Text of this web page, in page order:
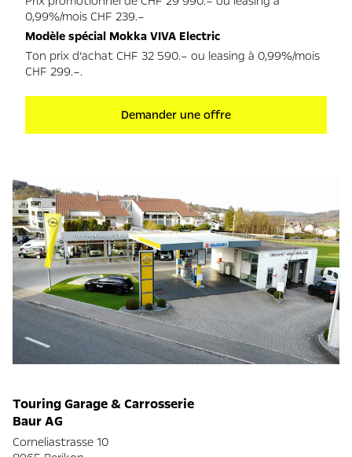
0,99%/mois CHF 239.–
Modèle spécial Mokka VIVA Electric
Ton prix d’achat CHF 32 590.– ou leasing à 0,99%/mois
CHF 299.–.
Demander une offre
Touring Garage & Carrosserie
Baur AG
Corneliastrasse 10